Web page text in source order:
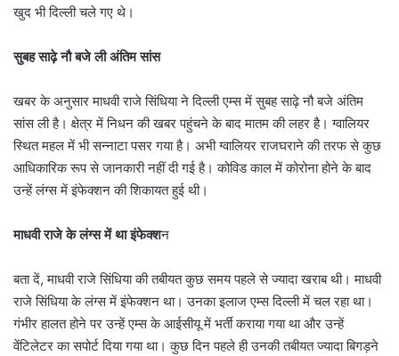
खुद भी दिल्ली चले गए थे।
सुबह साढ़े नौ बजे ली अंतिम सांस
खबर के अनुसार माधवी राजे सिंधिया ने दिल्ली एम्स में सुबह साढ़े नौ बजे अंतिम
सांस ली है। क्षेत्र में निधन की खबर पहुंचने के बाद मातम की लहर है। ग्वालियर
स्थित महल में भी सन्नाटा पसर गया है। अभी ग्वालियर राजघराने की तरफ से कुछ
आधिकारिक रूप से जानकारी नहीं दी गई है। कोविड काल में कोरोना होने के बाद
उन्हें लंग्स में इंफेक्शन की शिकायत हुई थी।
माधवी राजे के लंग्स में था इंफेक्शन
बता दें, माधवी राजे सिंधिया की तबीयत कुछ समय पहले से ज्यादा खराब थी। माधवी
राजे सिंधिया के लंग्स में इंफेक्शन था। उनका इलाज एम्स दिल्ली में चल रहा था।
गंभीर हालत होने पर उन्हें एम्स के आईसीयू में भर्ती कराया गया था और उन्हें
वेंटिलेटर का सपोर्ट दिया गया था। कुछ दिन पहले ही उनकी तबीयत ज्यादा बिगड़ने